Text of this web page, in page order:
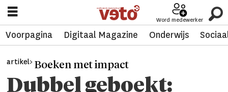
Word medewerker
Voorpagina Digitaal Magazine Onderwijs
artikel> Boeken met impact
Dubbel geboekt: